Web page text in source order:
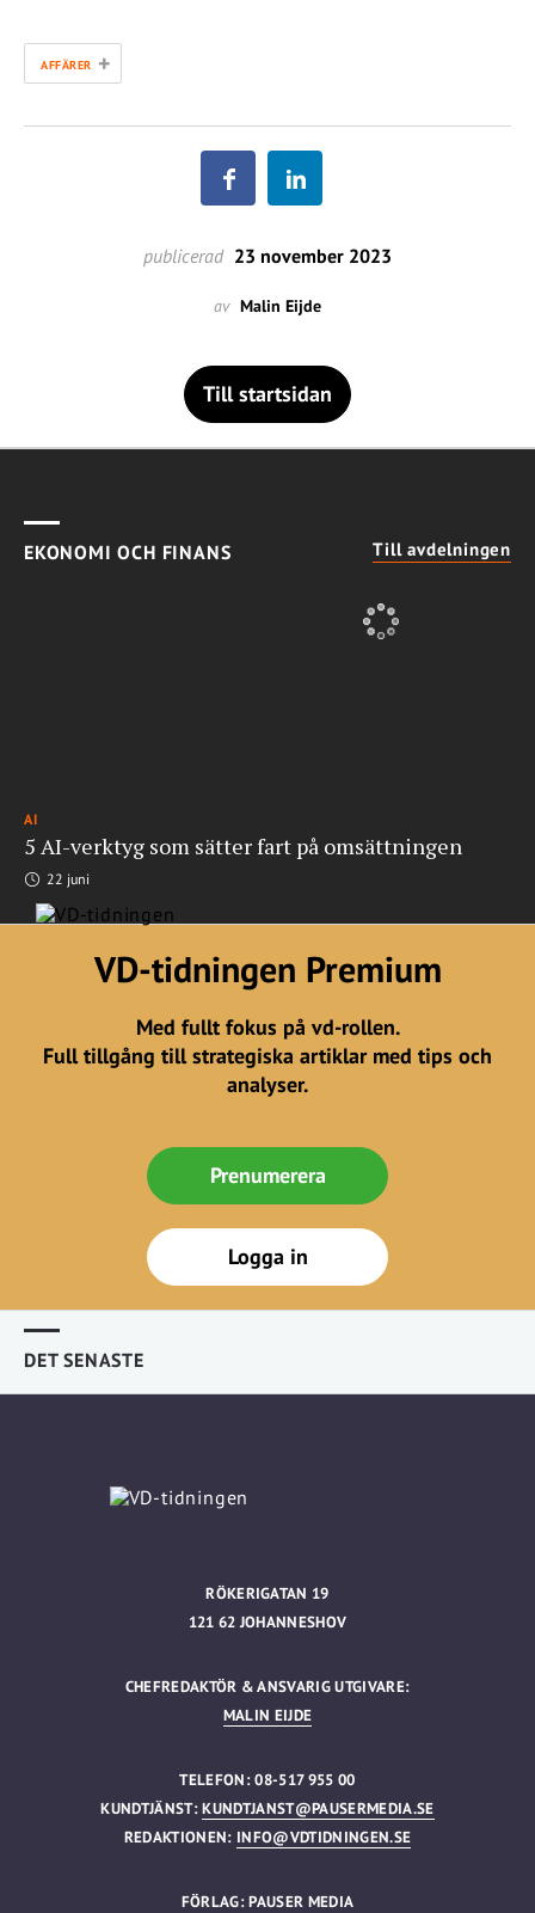
AFFÄRER +
publicerad 23 november 2023
av Malin Eijde
Till startsidan
EKONOMI OCH FINANS Till avdelningen
AI
5 AI-verktyg som sätter fart på omsättningen
22 juni
VD-tidningen Premium
Med fullt fokus på vd-rollen.
Full tillgång till strategiska artiklar med tips och
analyser.
Prenumerera
Logga in
DET SENASTE
RÖKERIGATAN 19
121 62 JOHANNESHOV
CHEFREDAKTÖR & ANSVARIG UTGIVARE:
MALIN EIJDE
TELEFON: 08-517 955 00
KUNDTJÄNST:KUNDTJANST@PAUSERMEDIA.SE
REDAKTIONEN: INFO@VDTIDNINGEN.SE
FÖRLAG: PAUSER MEDIA